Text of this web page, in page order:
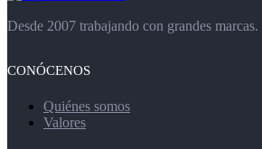
Desde 2007 trabajando con grandes marcas.
CONÓCENOS
Quiénes somos
Valores